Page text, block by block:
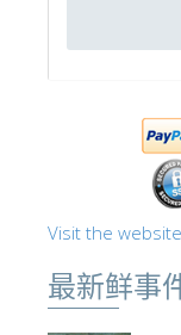
Visit the
最新鲜事